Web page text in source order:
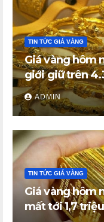
TIN TỨC GIÁ VÀNG
Giá vàng hôm
giới giữ trên
vàng nhẫn
ADMIN
TIN TỨC GIÁ VÀNG
Giá vàng hôm
mất tới 1,7